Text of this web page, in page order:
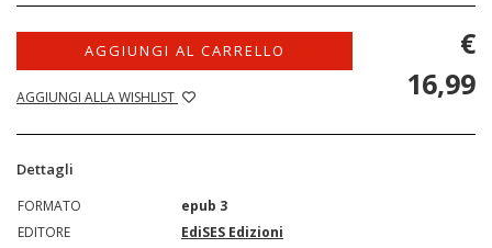
AGGIUNGI AL CARRELLO
AGGIUNGI ALLA WISHLIST
€
16,99
Dettagli
FORMATO
epub 3
EDITORE
EdiSES Edizioni